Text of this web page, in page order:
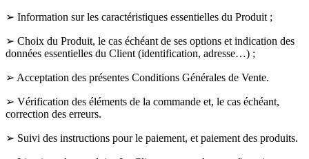
➢ Information sur les caractéristiques essentielles du Produit ;
➢ Choix du Produit, le cas échéant de ses options et indication des
données essentielles du Client (identification, adresse…) ;
➢ Acceptation des présentes Conditions Générales de Vente.
➢ Vérification des éléments de la commande et, le cas échéant,
correction des erreurs.
➢ Suivi des instructions pour le paiement, et paiement des produits.